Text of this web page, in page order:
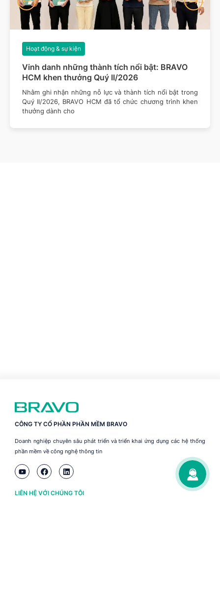
Vinh danh những thành tích nổi bật: BRAVO
HCM khen thưởng Quý II/2026
Hoạt động & sự kiện
Nhằm ghi nhận những nỗ lực và thành tích nổi bật trong
Quý II/2026, BRAVO HCM đã tổ chức chương trình khen
thưởng dành cho
CÔNG TY CỔ PHẦN PHẦN MỀM BRAVO
Doanh nghiệp chuyên sâu phát triển và triển khai ứng dụng các hệ thống
phần mềm về công nghệ thông tin
LIÊN HỆ VỚI CHÚNG TÔI